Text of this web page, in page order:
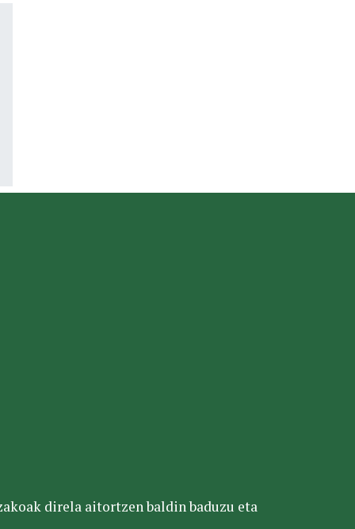
direla aitortzen baldin baduzu eta